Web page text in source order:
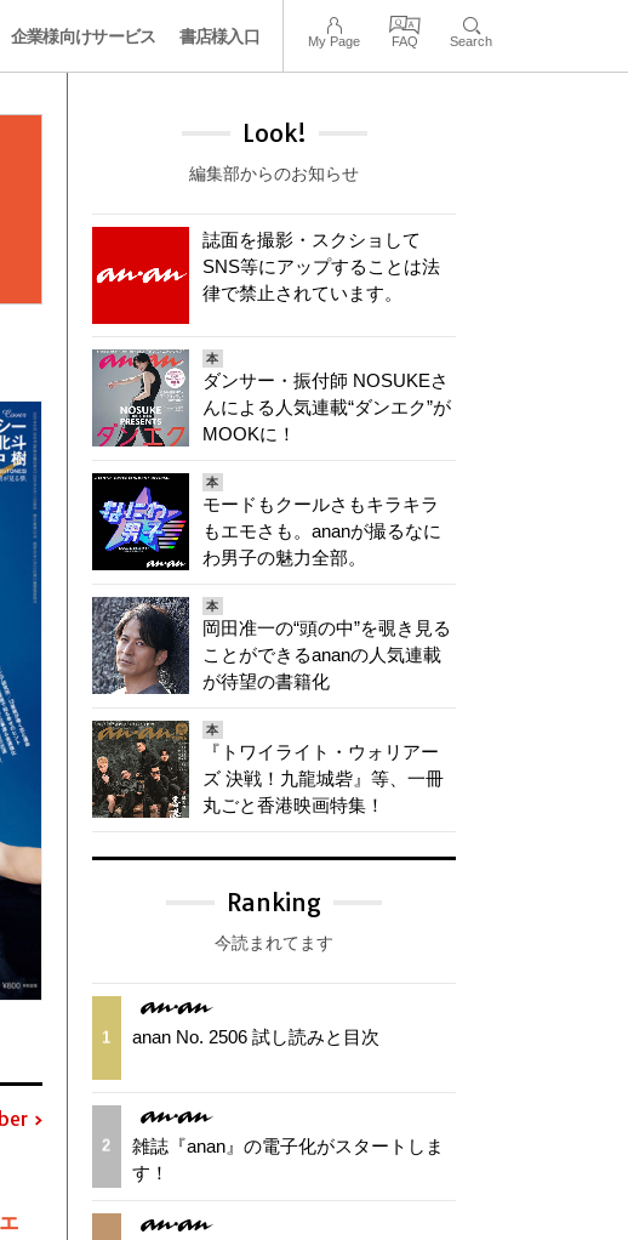
企業様向けサービス 書店様入口 My Page FAQ Search
Look!
編集部からのお知らせ
誌面を撮影・スクショして
SNS等にアップすることは法
律で禁止されています。
本
ダンサー・振付師 NOSUKEさ
んによる人気連載“ダンエク”が
MOOKに！
本
モードもクールさもキラキラ
もエモさも。ananが撮るなに
わ男子の魅力全部。
本
岡田准一の“頭の中”を覗き見る
ことができるananの人気連載
が待望の書籍化
本
『トワイライト・ウォリアー
ズ 決戦！九龍城砦』等、一冊
丸ごと香港映画特集！
Ranking
今読まれてます
1 anan No. 2506 試し読みと目次
2
雑誌『anan』の電子化がスタートしま
す！